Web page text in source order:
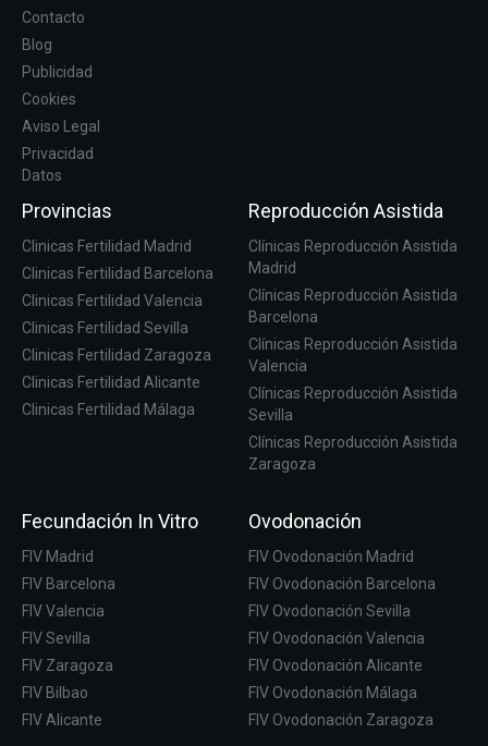
Contacto
Blog
Publicidad
Cookies
Aviso Legal
Privacidad
Datos
Provincias
Clinicas Fertilidad Madrid
Clinicas Fertilidad Barcelona
Clinicas Fertilidad Valencia
Clinicas Fertilidad Sevilla
Clinicas Fertilidad Zaragoza
Clinicas Fertilidad Alicante
Clinicas Fertilidad Málaga
Reproducción Asistida
Clínicas Reproducción Asistida
Madrid
Clínicas Reproducción Asistida
Barcelona
Clínicas Reproducción Asistida
Valencia
Clínicas Reproducción Asistida
Sevilla
Clínicas Reproducción Asistida
Zaragoza
Fecundación In Vitro
FIV Madrid
FIV Barcelona
FIV Valencia
FIV Sevilla
FIV Zaragoza
FIV Bilbao
FIV Alicante
Ovodonación
FIV Ovodonación Madrid
FIV Ovodonación Barcelona
FIV Ovodonación Sevilla
FIV Ovodonación Valencia
FIV Ovodonación Alicante
FIV Ovodonación Málaga
FIV Ovodonación Zaragoza